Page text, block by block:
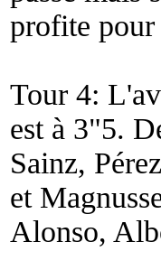
profite pour
Tour 4:
est à 3"5.
Sainz,
et
Alonso,